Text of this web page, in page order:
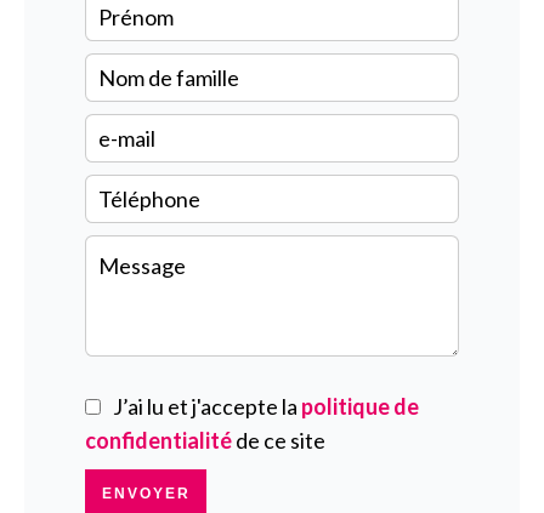
J’ai lu et j'accepte la politique de
confidentialitéde ce site
ENVOYER